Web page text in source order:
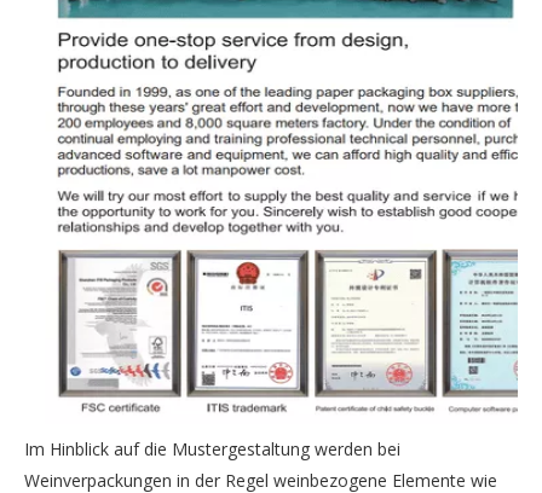
Im Hinblick auf die Mustergestaltung werden bei
Weinverpackungen in der Regel weinbezogene Elemente wie